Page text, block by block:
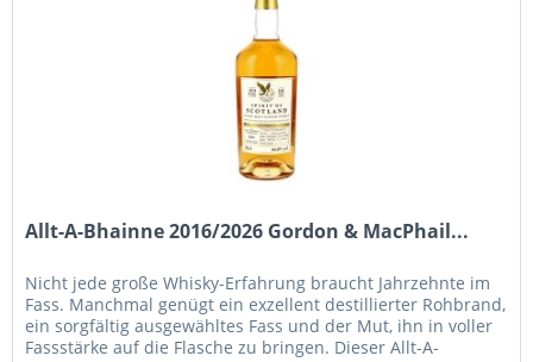
Allt-A-Bhainne 2016/2026 Gordon & MacPhail...
Nicht jede große Whisky-Erfahrung braucht Jahrzehnte im
Fass. Manchmal genügt ein exzellent destillierter Rohbrand,
ein sorgfältig ausgewähltes Fass und der Mut, ihn in voller
Fassstärke auf die Flasche zu bringen. Dieser Allt-A-